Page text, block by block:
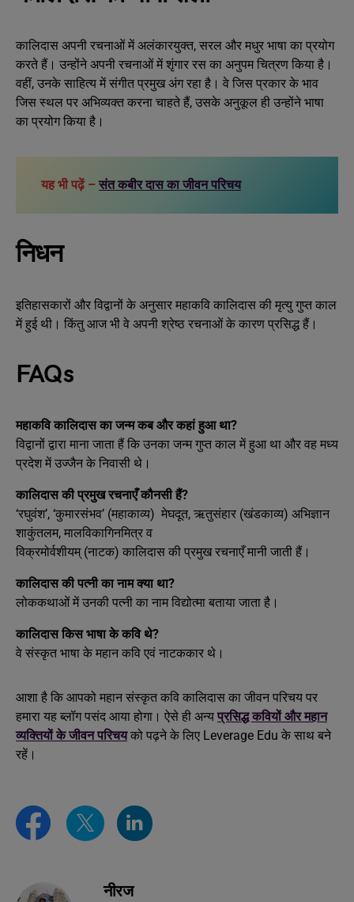
कालिदास अपनी रचनाओं में अलंकारयुक्त, सरल और मधुर भाषा का प्रयोग
करते हैं। उन्होंने अपनी रचनाओं में शृंगार रस का अनुपम चित्रण किया है।
वहीं, उनके साहित्य में संगीत प्रमुख अंग रहा है। वे जिस प्रकार के भाव
जिस स्थल पर अभिव्यक्त करना चाहते हैं, उसके अनुकूल ही उन्होंने भाषा
का प्रयोग किया है।
यह भी पढ़ें – संत कबीर दास का जीवन परिचय
निधन
इतिहासकारों और विद्वानों के अनुसार महाकवि कालिदास की मृत्यु गुप्त काल
में हुई थी। किंतु आज भी वे अपनी श्रेष्ठ रचनाओं के कारण प्रसिद्ध हैं।
FAQs
महाकवि कालिदास का जन्म कब और कहां हुआ था?
विद्वानों द्वारा माना जाता हैं कि उनका जन्म गुप्त काल में हुआ था और वह मध्य
प्रदेश में उज्जैन के निवासी थे।
कालिदास की प्रमुख रचनाएँ कौनसी हैं?
‘रघुवंश’, ‘कुमारसंभव’ (महाकाव्य) मेघदूत, ऋतुसंहार (खंडकाव्य) अभिज्ञान
शाकुंतलम, मालविकागिनमित्र व
विक्रमोर्वशीयम् (नाटक) कालिदास की प्रमुख रचनाएँ मानी जाती हैं।
कालिदास की पत्नी का नाम क्या था?
लोककथाओं में उनकी पत्नी का नाम विद्योत्मा बताया जाता है।
कालिदास किस भाषा के कवि थे?
वे संस्कृत भाषा के महान कवि एवं नाटककार थे।
आशा है कि आपको महान संस्कृत कवि कालिदास का जीवन परिचय पर
हमारा यह ब्लॉग पसंद आया होगा। ऐसे ही अन्य प्रसिद्ध कवियों और महान
व्यक्तियों के जीवन परिचय को पढ़ने के लिए Leverage Edu के साथ बने
रहें।
नीरज